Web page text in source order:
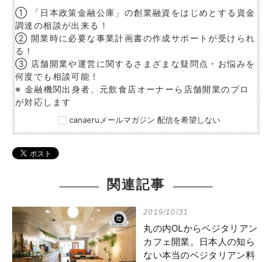
① 「日本政策金融公庫」の創業融資をはじめとする資金
調達の相談が出来る！
② 開業時に必要な事業計画書の作成サポートが受けられ
る！
③ 店舗開業や運営に関するさまざまな疑問点・お悩みを
何度でも相談可能！
※ 金融機関出身者、元飲食店オーナーら店舗開業のプロ
が対応します
canaeruメールマガジン 配信を希望しない
関連記事
2019/10/31
丸の内OLからベジタリアン
カフェ開業。日本人の知ら
ない本当のベジタリアン料